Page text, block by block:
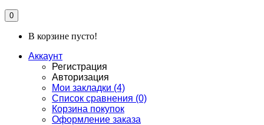
0
В корзине пусто!
Аккаунт
Регистрация
Авторизация
Мои закладки (4)
Список сравнения (0)
Корзина покупок
Оформление заказа